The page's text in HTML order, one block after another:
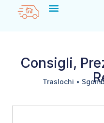
Consigli,
Traslochi •